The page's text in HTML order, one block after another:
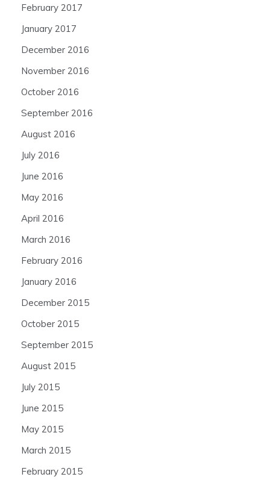
February 2017
January 2017
December 2016
November 2016
October 2016
September 2016
August 2016
July 2016
June 2016
May 2016
April 2016
March 2016
February 2016
January 2016
December 2015
October 2015
September 2015
August 2015
July 2015
June 2015
May 2015
March 2015
February 2015